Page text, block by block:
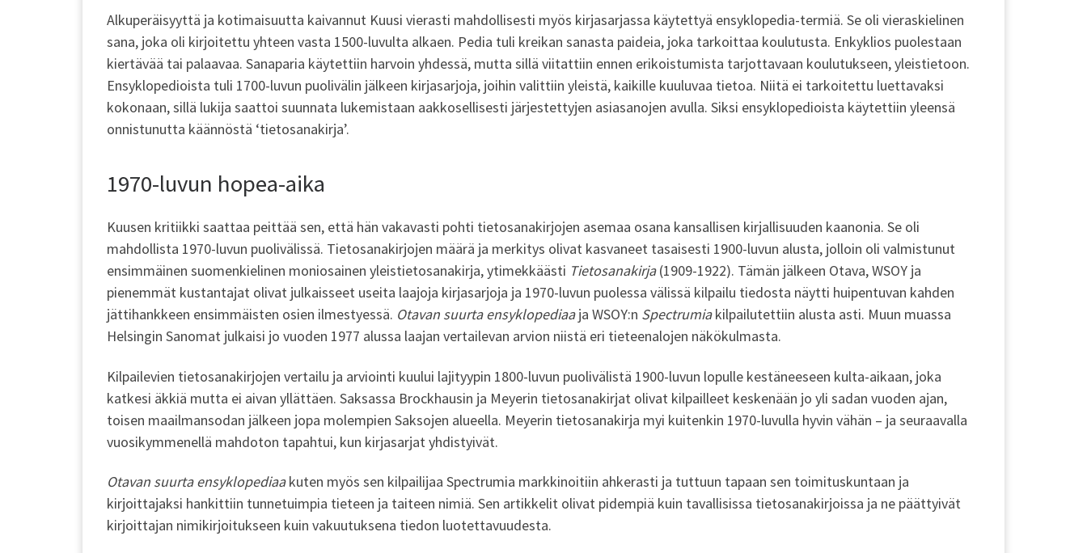
Alkuperäisyyttä ja kotimaisuutta kaivannut Kuusi vierasti mahdollisesti myös kirjasarjassa käytettyä ensyklopedia-termiä. Se oli vieraskielinen
sana, joka oli kirjoitettu yhteen vasta 1500-luvulta alkaen. Pedia tuli kreikan sanasta paideia, joka tarkoittaa koulutusta. Enkyklios puolestaan
kiertävää tai palaavaa. Sanaparia käytettiin harvoin yhdessä, mutta sillä viitattiin ennen erikoistumista tarjottavaan koulutukseen, yleistietoon.
Ensyklopedioista tuli 1700-luvun puolivälin jälkeen kirjasarjoja, joihin valittiin yleistä, kaikille kuuluvaa tietoa. Niitä ei tarkoitettu luettavaksi
kokonaan, sillä lukija saattoi suunnata lukemistaan aakkosellisesti järjestettyjen asiasanojen avulla. Siksi ensyklopedioista käytettiin yleensä
onnistunutta käännöstä ‘tietosanakirja’.
1970-luvun hopea-aika
Kuusen kritiikki saattaa peittää sen, että hän vakavasti pohti tietosanakirjojen asemaa osana kansallisen kirjallisuuden kaanonia. Se oli
mahdollista 1970-luvun puolivälissä. Tietosanakirjojen määrä ja merkitys olivat kasvaneet tasaisesti 1900-luvun alusta, jolloin oli valmistunut
ensimmäinen suomenkielinen moniosainen yleistietosanakirja, ytimekkäästi Tietosanakirja(1909-1922). Tämän jälkeen Otava, WSOY ja
pienemmät kustantajat olivat julkaisseet useita laajoja kirjasarjoja ja 1970-luvun puolessa välissä kilpailu tiedosta näytti huipentuvan kahden
jättihankkeen ensimmäisten osien ilmestyessä. Otavan suurta ensyklopediaaja WSOY:n Spectrumiakilpailutettiin alusta asti. Muun muassa
Helsingin Sanomat julkaisi jo vuoden 1977 alussa laajan vertailevan arvion niistä eri tieteenalojen näkökulmasta.
Kilpailevien tietosanakirjojen vertailu ja arviointi kuului lajityypin 1800-luvun puolivälistä 1900-luvun lopulle kestäneeseen kulta-aikaan, joka
katkesi äkkiä mutta ei aivan yllättäen. Saksassa Brockhausin ja Meyerin tietosanakirjat olivat kilpailleet keskenään jo yli sadan vuoden ajan,
toisen maailmansodan jälkeen jopa molempien Saksojen alueella. Meyerin tietosanakirja myi kuitenkin 1970-luvulla hyvin vähän – ja seuraavalla
vuosikymmenellä mahdoton tapahtui, kun kirjasarjat yhdistyivät.
Otavan suurta ensyklopediaakuten myös sen kilpailijaa Spectrumia markkinoitiin ahkerasti ja tuttuun tapaan sen toimituskuntaan ja
kirjoittajaksi hankittiin tunnetuimpia tieteen ja taiteen nimiä. Sen artikkelit olivat pidempiä kuin tavallisissa tietosanakirjoissa ja ne päättyivät
kirjoittajan nimikirjoitukseen kuin vakuutuksena tiedon luotettavuudesta.